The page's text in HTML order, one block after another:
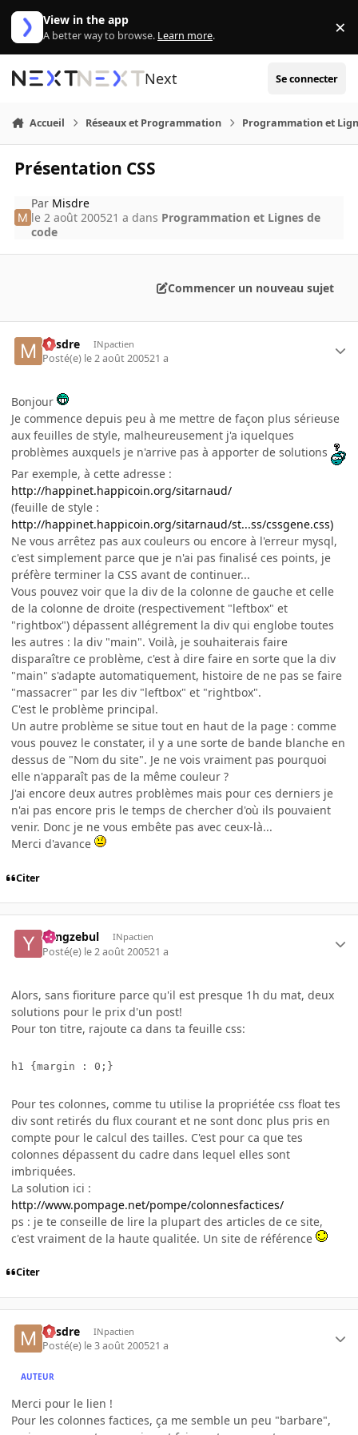
Aller au contenu
View in the app
A better way to browse. Learn more. ×
Next Se connecter
Accueil Réseaux et Programmation Programmation et
Présentation CSS
Par Misdre
le 2 août 200521 a dans Programmation et Lignes de
code
Commencer un nouveau sujet
Misdre INpactien
Posté(e) le 2 août 200521 a
Bonjour
Je commence depuis peu à me mettre de façon plus sérieuse
aux feuilles de style, malheureusement j'a iquelques
problèmes auxquels je n'arrive pas à apporter de solutions
Par exemple, à cette adresse :
http://happinet.happicoin.org/sitarnaud/
(feuille de style :
http://happinet.happicoin.org/sitarnaud/st...ss/cssgene.css)
Ne vous arrêtez pas aux couleurs ou encore à l'erreur mysql,
c'est simplement parce que je n'ai pas finalisé ces points, je
préfère terminer la CSS avant de continuer...
Vous pouvez voir que la div de la colonne de gauche et celle
de la colonne de droite (respectivement "leftbox" et
"rightbox") dépassent allégrement la div qui englobe toutes
les autres : la div "main". Voilà, je souhaiterais faire
disparaître ce problème, c'est à dire faire en sorte que la div
"main" s'adapte automatiquement, histoire de ne pas se faire
"massacrer" par les div "leftbox" et "rightbox".
C'est le problème principal.
Un autre problème se situe tout en haut de la page : comme
vous pouvez le constater, il y a une sorte de bande blanche en
dessus de "Nom du site". Je ne vois vraiment pas pourquoi
elle n'apparaît pas de la même couleur ?
J'ai encore deux autres problèmes mais pour ces derniers je
n'ai pas encore pris le temps de chercher d'où ils pouvaient
venir. Donc je ne vous embête pas avec ceux-là...
Merci d'avance
Citer
Yangzebul INpactien
Posté(e) le 2 août 200521 a
Alors, sans fioriture parce qu'il est presque 1h du mat, deux
solutions pour le prix d'un post!
Pour ton titre, rajoute ca dans ta feuille css:
h1 {margin : 0;}
Pour tes colonnes, comme tu utilise la propriétée css float tes
div sont retirés du flux courant et ne sont donc plus pris en
compte pour le calcul des tailles. C'est pour ca que tes
colonnes dépassent du cadre dans lequel elles sont
imbriquées.
La solution ici :
http://www.pompage.net/pompe/colonnesfactices/
ps : je te conseille de lire la plupart des articles de ce site,
c'est vraiment de la haute qualitée. Un site de référence
Citer
Misdre INpactien
Posté(e) le 3 août 200521 a
AUTEUR
Merci pour le lien !
Pour les colonnes factices, ça me semble un peu "barbare",